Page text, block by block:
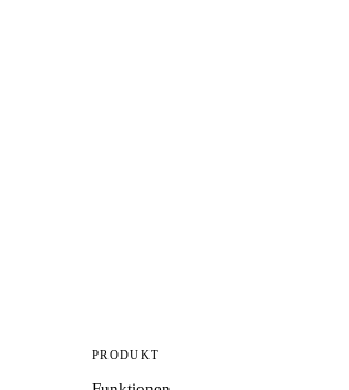
PRODUKT